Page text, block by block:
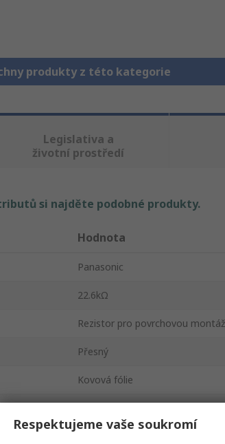
produkty z této kategorie
Legislativa a
životní prostředí
si najděte podobné produkty.
Hodnota
Panasonic
22.6kΩ
Rezistor pro povrchovou montáž
Přesný
Kovová fólie
Respektujeme vaše soukromí